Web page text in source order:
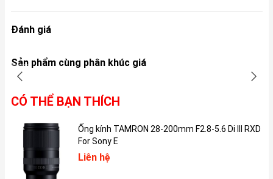
dụng. Dây tai nghe là bộ phận kết nối tai nghe với điện thoại,
cắm tai nghe trên thiết bị phát bạn vẫn dùng được bình thường.
Chất lượng âm thanh
Phải nói rằng âm thanh mà dòng tai nghe AirPods mang lại là rất
tuyệt vời. AirPods 1 được trang bị công nghệ âm thanh Spatial
Audio cho ra dải âm có độ nhạy và trầm bổng êm ái.
Đánh giá
Sản phẩm cùng phân khúc giá
CÓ THỂ BẠN THÍCH
Ống kính TAMRON 28-200mm F2.8-5.6 Di III RXD
For Sony E
Liên hệ